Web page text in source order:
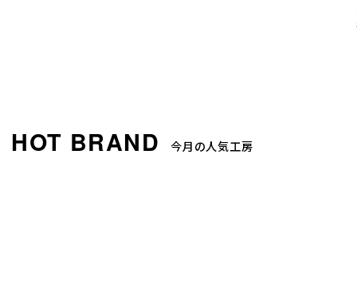
今月の人気工房